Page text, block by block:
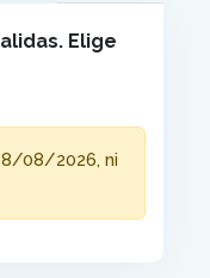
Elige
08/2026, ni